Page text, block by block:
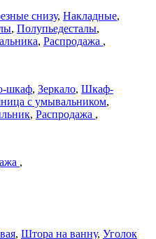
снизу, Накладные,
, Полупьедесталы,
, Распродажа ,
шкаф, Зеркало, Шкаф-
с умывальником,
, Распродажа ,
,
, Штора на ванну, Уголок